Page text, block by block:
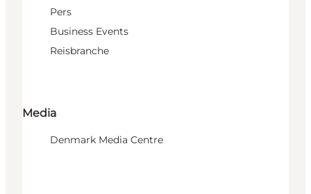
Pers
Business Events
Reisbranche
Media
Denmark Media Centre